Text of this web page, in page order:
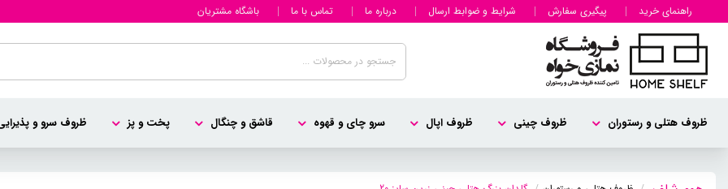
راهنمای خرید پیگیری سفارش شرایط و ضوابط ارسال درباره ما تماس با ما باشگاه مشتریان
ظروف هتلی و رستوران ظروف چینی ظروف اپال سرو چای و قهوه قاشق و چنگال پخت و پز ظروف سرو و